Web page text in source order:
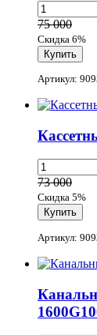
75 000
Скидка 6%
Артикул:
73 000
Скидка 5%
Артикул: